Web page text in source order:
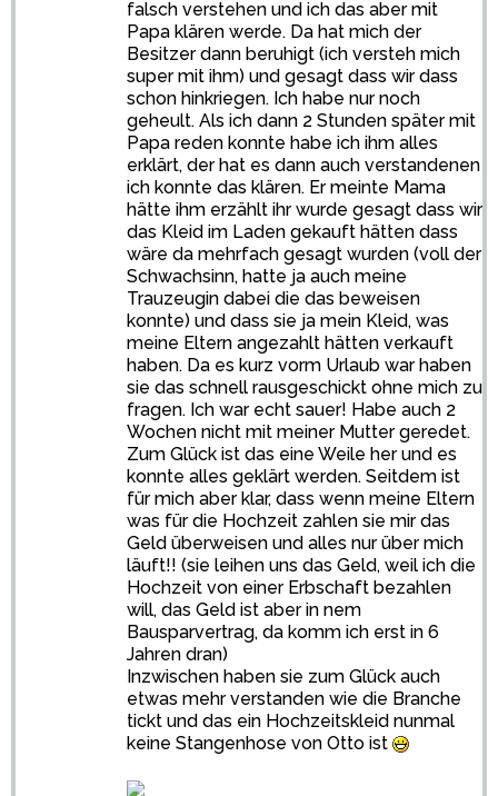
falsch verstehen und ich das aber mit
Papa klären werde. Da hat mich der
Besitzer dann beruhigt (ich versteh mich
super mit ihm) und gesagt dass wir dass
schon hinkriegen. Ich habe nur noch
geheult. Als ich dann 2 Stunden später mit
Papa reden konnte habe ich ihm alles
erklärt, der hat es dann auch verstandenen
ich konnte das klären. Er meinte Mama
hätte ihm erzählt ihr wurde gesagt dass wir
das Kleid im Laden gekauft hätten dass
wäre da mehrfach gesagt wurden (voll der
Schwachsinn, hatte ja auch meine
Trauzeugin dabei die das beweisen
konnte) und dass sie ja mein Kleid, was
meine Eltern angezahlt hätten verkauft
haben. Da es kurz vorm Urlaub war haben
sie das schnell rausgeschickt ohne mich zu
fragen. Ich war echt sauer! Habe auch 2
Wochen nicht mit meiner Mutter geredet.
Zum Glück ist das eine Weile her und es
konnte alles geklärt werden. Seitdem ist
für mich aber klar, dass wenn meine Eltern
was für die Hochzeit zahlen sie mir das
Geld überweisen und alles nur über mich
läuft!! (sie leihen uns das Geld, weil ich die
Hochzeit von einer Erbschaft bezahlen
will, das Geld ist aber in nem
Bausparvertrag, da komm ich erst in 6
Jahren dran)
Inzwischen haben sie zum Glück auch
etwas mehr verstanden wie die Branche
tickt und das ein Hochzeitskleid nunmal
keine Stangenhose von Otto ist